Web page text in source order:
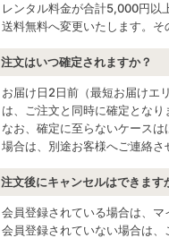
レンタル料金が合計5,000円以
送料無料へ変更いたします。そ
注文はいつ確定されますか？
お届け日2日前（最短お届けエ
は、ご注文と同時に確定となり
なお、確定に至らないケース
場合は、別途お客様へご連絡さ
注文後にキャンセルはできます
会員登録されている場合は、マ
会員登録されていない場合は、